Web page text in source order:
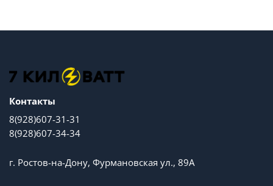
Контакты
8(928)607-31-31
8(928)607-34-34
г. Ростов-на-Дону, Фурмановская ул., 89А